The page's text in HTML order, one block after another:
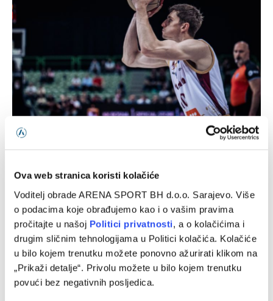
Ova web stranica koristi kolačiće
Voditelj obrade ARENA SPORT BH d.o.o. Sarajevo. Više
o podacima koje obrađujemo kao i o vašim pravima
pročitajte u našoj Politici privatnosti, a o kolačićima i
drugim sličnim tehnologijama u Politici kolačića. Kolačiće
u bilo kojem trenutku možete ponovno ažurirati klikom na
„Prikaži detalje“. Privolu možete u bilo kojem trenutku
povući bez negativnih posljedica.
Sloboda novo pojačanje pronašla u redovima Bosne